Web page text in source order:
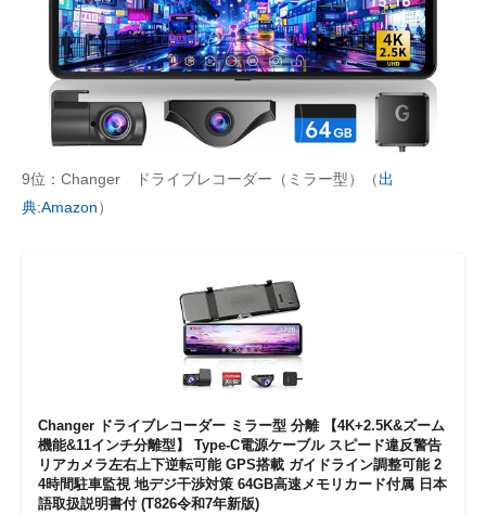
9位：Changer ドライブレコーダー（ミラー型）（出
典:Amazon）
Changer ドライブレコーダー ミラー型 分離 【4K+2.5K&ズーム
機能&11インチ分離型】 Type-C電源ケーブル スピード違反警告
リアカメラ左右上下逆転可能 GPS搭載 ガイドライン調整可能 2
4時間駐車監視 地デジ干渉対策 64GB高速メモリカード付属 日本
語取扱説明書付 (T826令和7年新版)